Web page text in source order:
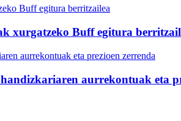
xurgatzeko Buff egitura
aurrekontuak eta